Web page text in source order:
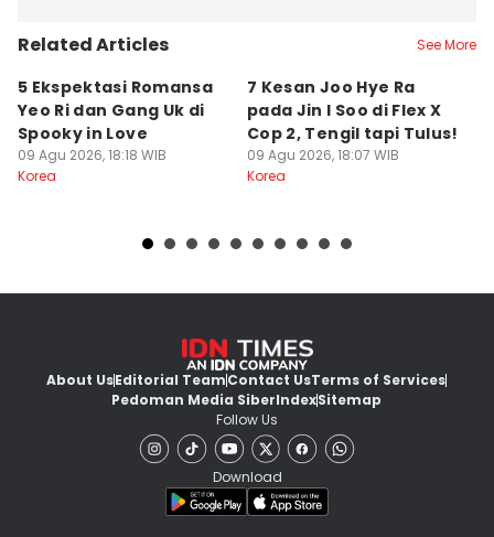
Related Articles See More
5 Ekspektasi Romansa
Yeo Ri dan Gang Uk di
Spooky in Love
09 Agu 2026, 18:18 WIB
Korea
7 Kesan Joo Hye Ra
pada Jin I Soo di Flex X
Cop 2, Tengil tapi Tulus!
09 Agu 2026, 18:07 WIB
Korea
About UsEditorial TeamContact UsTerms of Services
Pedoman Media SiberIndexSitemap
Follow Us
Download